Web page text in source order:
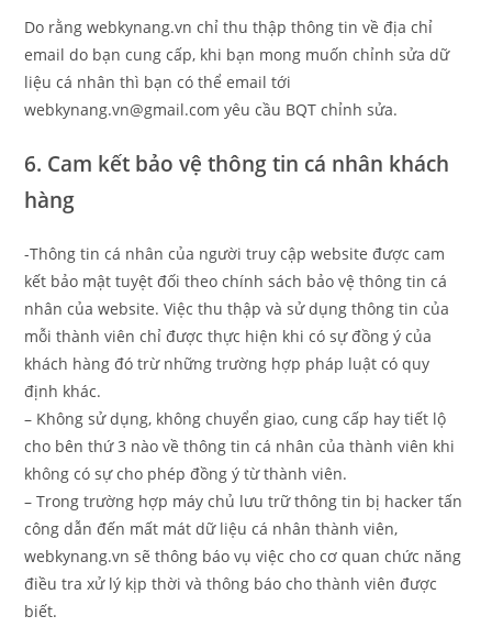
Do rằng webkynang.vn chỉ thu thập thông tin về địa chỉ
email do bạn cung cấp, khi bạn mong muốn chỉnh sửa dữ
liệu cá nhân thì bạn có thể email tới
webkynang.vn@gmail.com yêu cầu BQT chỉnh sửa.
6. Cam kết bảo vệ thông tin cá nhân khách
hàng
-Thông tin cá nhân của người truy cập website được cam
kết bảo mật tuyệt đối theo chính sách bảo vệ thông tin cá
nhân của website. Việc thu thập và sử dụng thông tin của
mỗi thành viên chỉ được thực hiện khi có sự đồng ý của
khách hàng đó trừ những trường hợp pháp luật có quy
định khác.
– Không sử dụng, không chuyển giao, cung cấp hay tiết lộ
cho bên thứ 3 nào về thông tin cá nhân của thành viên khi
không có sự cho phép đồng ý từ thành viên.
– Trong trường hợp máy chủ lưu trữ thông tin bị hacker tấn
công dẫn đến mất mát dữ liệu cá nhân thành viên,
webkynang.vn sẽ thông báo vụ việc cho cơ quan chức năng
điều tra xử lý kịp thời và thông báo cho thành viên được
biết.